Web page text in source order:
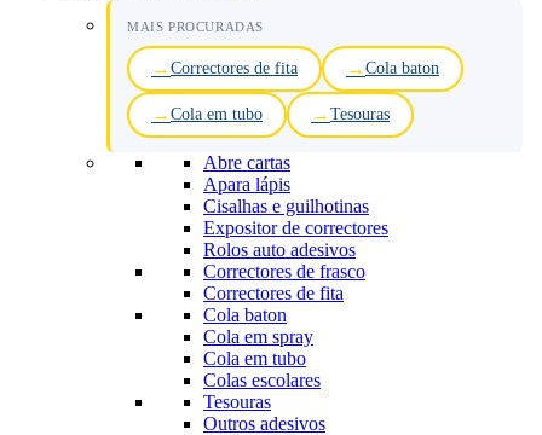
MAIS PROCURADAS
Correctores de fita Cola baton
Cola em tubo Tesouras
Abre cartas
Apara lápis
Cisalhas e guilhotinas
Expositor de correctores
Rolos auto adesivos
Correctores de frasco
Correctores de fita
Cola baton
Cola em spray
Cola em tubo
Colas escolares
Tesouras
Outros adesivos